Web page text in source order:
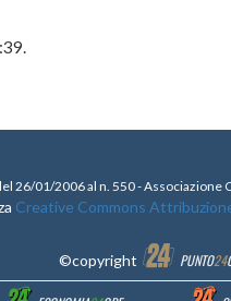
26/01/2006 al n. 550 -
Creative Commons
©copyright
PUNTO24